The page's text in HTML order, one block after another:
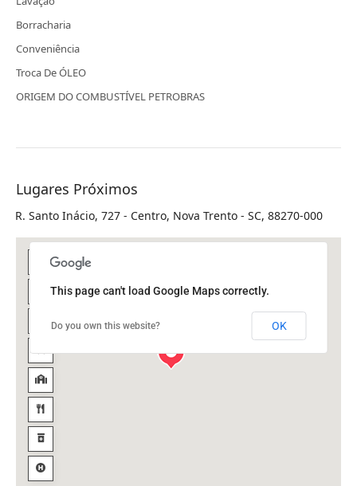
Borracharia
Conveniência
Troca De ÓLEO
ORIGEM DO COMBUSTÍVEL PETROBRAS
Lugares Próximos
R. Santo Inácio, 727 - Centro, Nova Trento - SC, 88270-000
This page can't load Google Maps correctly.
Do you own this website? OK